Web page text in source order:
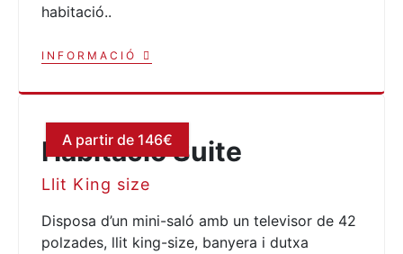
habitació..
INFORMACIÓ
A partir de 146€
Habitació Suite
Llit King size
Disposa d’un mini-saló amb un televisor de 42
polzades, llit king-size, banyera i dutxa